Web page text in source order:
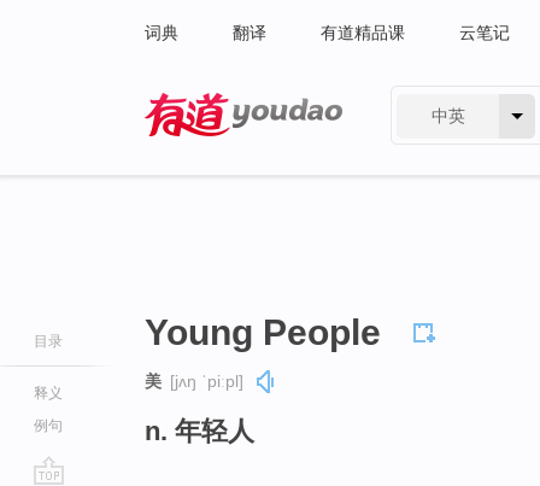
词典 翻译 有道精品课 云笔记
中英
目录
释义
例句
Young People
美 [jʌŋ ˈpiːpl]
n. 年轻人